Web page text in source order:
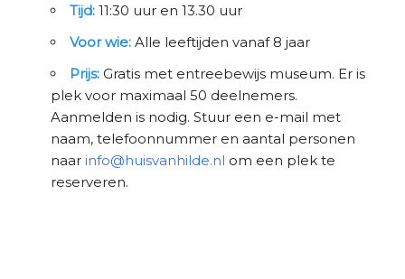
Tijd:11:30 uur en 13.30 uur
Voor wie:Alle leeftijden vanaf 8 jaar
Prijs:Gratis met entreebewijs museum. Er is
plek voor maximaal 50 deelnemers.
Aanmelden is nodig. Stuur een e-mail met
naam, telefoonnummer en aantal personen
naar info@huisvanhilde.nl om een plek te
reserveren.